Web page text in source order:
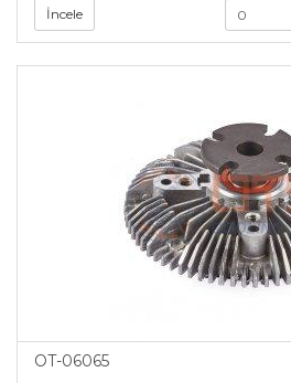
İncele
OT-06065